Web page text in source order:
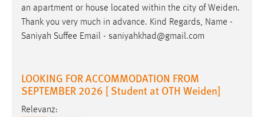
an apartment or house located within the city ofWeiden.
Thank you very much in advance. Kind Regards, Name -
Saniyah Suffee Email - saniyahkhad@gmail.com
LOOKING FOR ACCOMMODATION FROM
SEPTEMBER 2026 [ Student at OTH Weiden]
Relevanz: